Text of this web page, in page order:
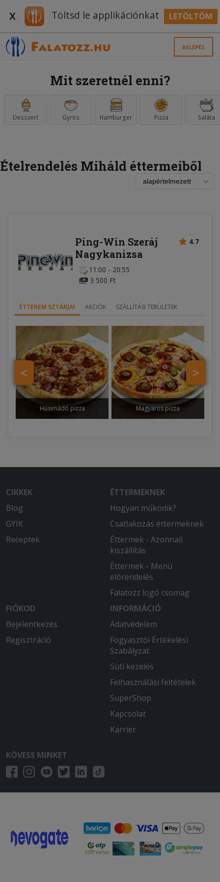
X Töltsd le applikációnkat LETÖLTÖM
BELÉPÉS
Mit szeretnél enni?
Desszert Gyros Hamburger Pizza Saláta
Ételrendelés Miháld éttermeiből
4.7
Ping-Win Szeráj
Nagykanizsa
11:00 - 20:55
3 500 Ft
ÉTTEREM SZTÁRJAI AKCIÓK SZÁLLÍTÁSI TERÜLETEK
>
<
Húsimádó pizza Magyaros pizza
CIKKEK
Blog
GYIK
Receptek
ÉTTERMEKNEK
Hogyan működik?
Csatlakozás éttermeknek
Éttermek - Azonnali
kiszállítás
Éttermek - Menü
előrendelés
Falatozz logó csomag
FIÓKOD
Bejelentkezés
Regisztráció
INFORMÁCIÓ
Adatvédelem
Fogyasztói Értékelési
Szabályzat
Süti kezelés
Felhasználási feltételek
SuperShop
Kapcsolat
Karrier
KÖVESS MINKET